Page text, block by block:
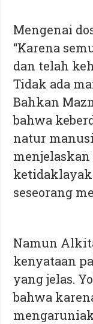
Mengenai
“Karena
dan telah
Tidak ada
Bahkan
bahwa
natur
menjelaskan
seseorang
Namun
kenyataan
yang jelas.
bahwa